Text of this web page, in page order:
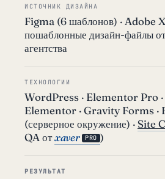
ИСТОЧНИК ДИЗАЙНА
Figma (6 шаблонов) · Adobe
пошаблонные дизайн-файлы
агентства
ТЕХНОЛОГИИ
WordPress · Elementor Pro
Elementor · Gravity Forms ·
(серверное окружение) · Site
QA отxaver PRO )
РЕЗУЛЬТАТ